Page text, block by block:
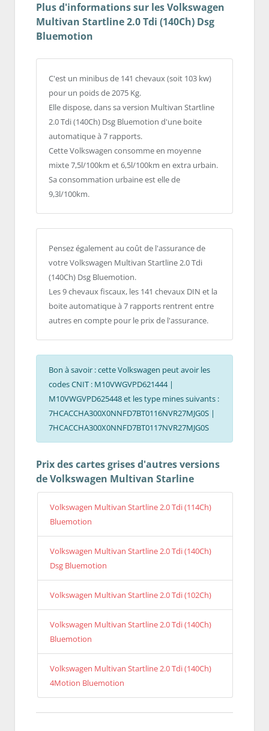
Plus d'informations sur les Volkswagen
Multivan Startline 2.0 Tdi (140Ch) Dsg
Bluemotion
C'est un minibus de 141 chevaux (soit 103 kw)
pour un poids de 2075 Kg.
Elle dispose, dans sa version Multivan Startline
2.0 Tdi (140Ch) Dsg Bluemotion d'une boite
automatique à 7 rapports.
Cette Volkswagen consomme en moyenne
mixte 7,5l/100km et 6,5l/100km en extra urbain.
Sa consommation urbaine est elle de
9,3l/100km.
Pensez également au coût de l'assurance de
votre Volkswagen Multivan Startline 2.0 Tdi
(140Ch) Dsg Bluemotion.
Les 9 chevaux fiscaux, les 141 chevaux DIN et la
boite automatique à 7 rapports rentrent entre
autres en compte pour le prix de l'assurance.
Bon à savoir : cette Volkswagen peut avoir les
codes CNIT : M10VWGVPD621444 |
M10VWGVPD625448 et les type mines suivants :
7HCACCHA300X0NNFD7BT0116NVR27MJG0S |
7HCACCHA300X0NNFD7BT0117NVR27MJG0S
Prix des cartes grises d'autres versions
de Volkswagen Multivan Starline
Volkswagen Multivan Startline 2.0 Tdi (114Ch)
Bluemotion
Volkswagen Multivan Startline 2.0 Tdi (140Ch)
Dsg Bluemotion
Volkswagen Multivan Startline 2.0 Tdi (102Ch)
Volkswagen Multivan Startline 2.0 Tdi (140Ch)
Bluemotion
Volkswagen Multivan Startline 2.0 Tdi (140Ch)
4Motion Bluemotion